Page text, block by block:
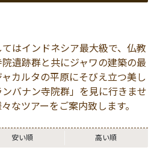
はインドネシア最大級で、仏教
遺跡群と共にジャワの建築の最
カルタの平原にそびえ立つ美し
バナン寺院群」を見に行きませ
なツアーをご案内致します。
安い順 高い順
コモド島
ブロモ
イジェン
サンギラン（ジャワ
ビジネスサポート